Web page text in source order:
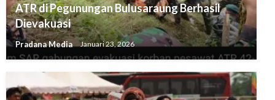
ATR di Pegunungan Bulusaraung Berhasil
Dievakuasi
Pradana Media Januari 23, 2026